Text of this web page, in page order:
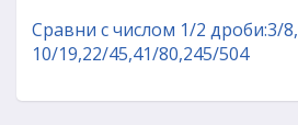
Сравни с числом 1/2 дроби:3/8,
10/19,22/45,41/80,245/504